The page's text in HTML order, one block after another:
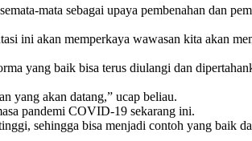
mata sebagai upaya pembenahan dan
ini akan memperkaya wawasan kita akan
yang baik bisa terus diulangi dan
yang akan datang,” ucap beliau.
pandemi COVID-19 sekarang ini.
sehingga bisa menjadi contoh yang baik